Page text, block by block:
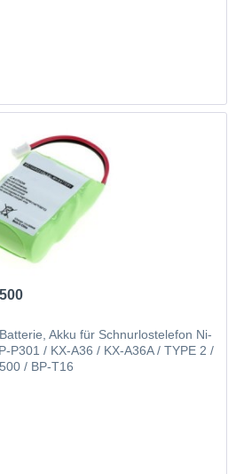
Akku für Schnurlostelefon Ni-
P301 / KX-A36 / KX-A36A / TYPE 2 /
/ BP-T16